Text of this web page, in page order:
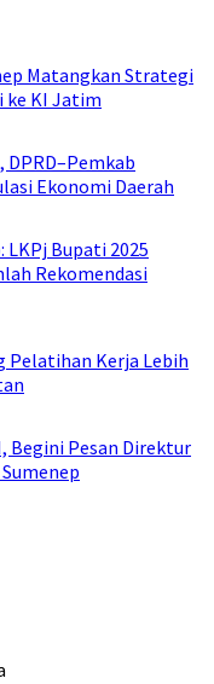
Matangkan Strategi
ke KI Jatim
DPRD–Pemkab
Ekonomi Daerah
LKPj Bupati 2025
Rekomendasi
Pelatihan Kerja Lebih
Begini Pesan Direktur
Sumenep